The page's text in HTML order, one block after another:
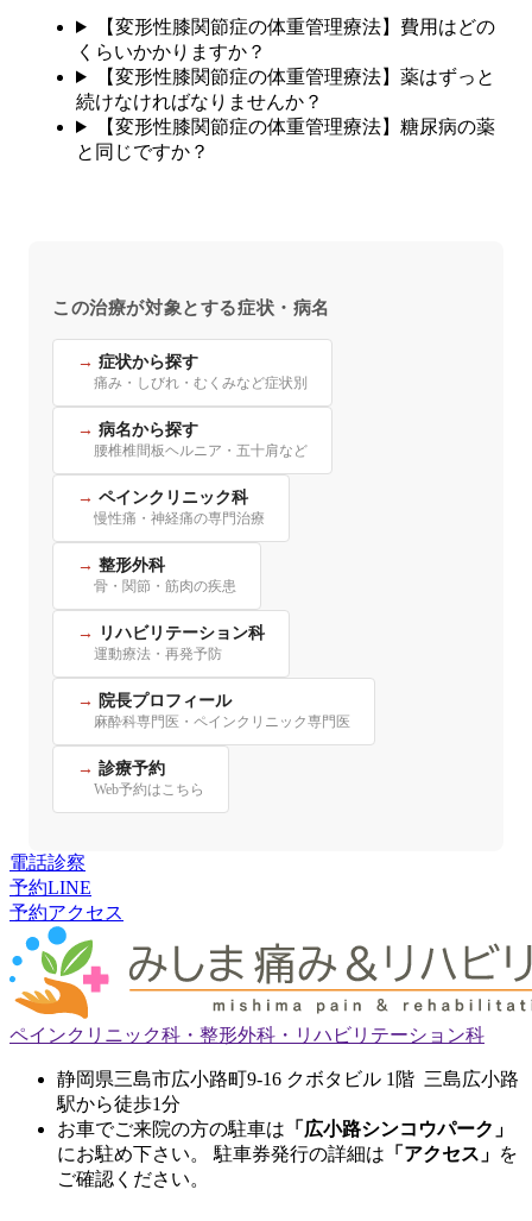
【変形性膝関節症の体重管理療法】費用はどの
くらいかかりますか？
【変形性膝関節症の体重管理療法】薬はずっと
続けなければなりませんか？
【変形性膝関節症の体重管理療法】糖尿病の薬
と同じですか？
この治療が対象とする症状・病名
症状から探す
痛み・しびれ・むくみなど症状別
病名から探す
腰椎椎間板ヘルニア・五十肩など
ペインクリニック科
慢性痛・神経痛の専門治療
整形外科
骨・関節・筋肉の疾患
リハビリテーション科
運動療法・再発予防
院長プロフィール
麻酔科専門医・ペインクリニック専門医
診療予約
Web予約はこちら
電話診察
予約LINE
予約アクセス
ペインクリニック科・整形外科・リハビリテーション科
静岡県三島市広小路町9-16 クボタビル 1階 三島広小路
駅から徒歩1分
お車でご来院の方の駐車は 「広小路シンコウパーク」
にお駐め下さい。 駐車券発行の詳細は 「アクセス」 を
ご確認ください。